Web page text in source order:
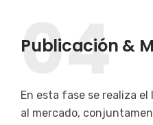
04
Publicación &
En esta fase se realiza
al mercado,